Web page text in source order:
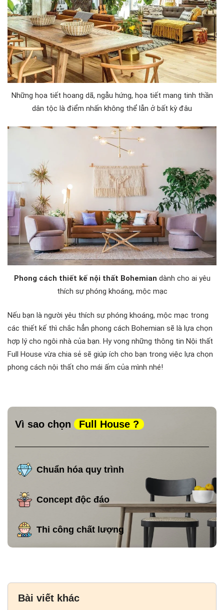
Những họa tiết hoang dã, ngẫu hứng, họa tiết mang tinh thần
dân tộc là điểm nhấn không thể lẫn ở bất kỳ đâu
Phong cách thiết kế nội thất Bohemian dành cho ai yêu
thích sự phóng khoáng, mộc mạc
Nếu bạn là người yêu thích sự phóng khoáng, mộc mạc trong
các thiết kế thì chắc hẳn phong cách Bohemian sẽ là lựa chọn
hợp lý cho ngôi nhà của bạn. Hy vọng những thông tin Nội thất
Full House vừa chia sẻ sẽ giúp ích cho bạn trong việc lựa chọn
phong cách nội thất cho mái ấm của mình nhé!
Vì sao chọn Full House ?
Chuẩn hóa quy trình
Concept độc đáo
Thi công chất lượng
Bài viết khác